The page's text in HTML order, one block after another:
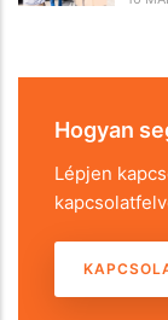
Hogyan
Lépjen